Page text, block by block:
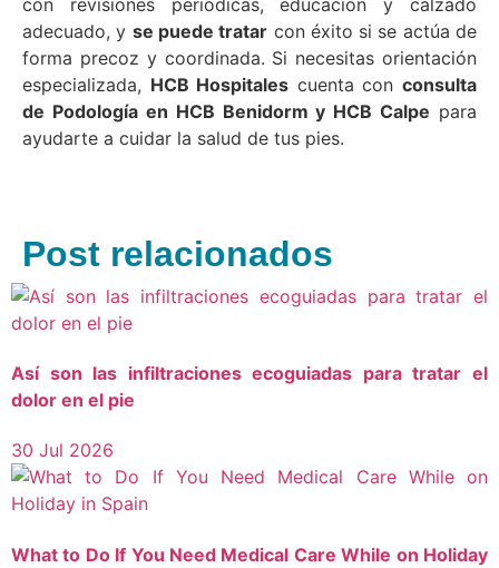
adecuado, y se puede tratar con éxito si se actúa de
forma precoz y coordinada. Si necesitas orientación
especializada, HCB Hospitales cuenta conconsulta
de Podología en HCB Benidorm y HCB Calpe para
ayudarte a cuidar la salud de tus pies.
Post relacionados
Así son las infiltraciones ecoguiadas para tratar el
dolor en el pie
30 Jul 2026
What to Do If You Need Medical Care While on Holiday